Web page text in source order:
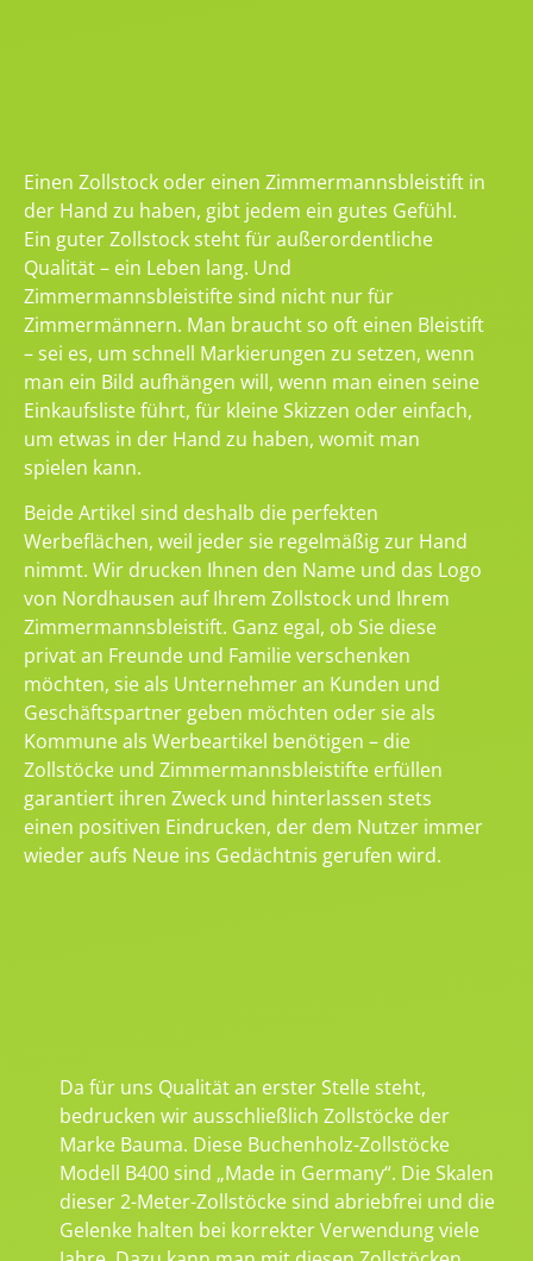
Einen Zollstock oder einen Zimmermannsbleistift in
der Hand zu haben, gibt jedem ein gutes Gefühl.
Ein guter Zollstock steht für außerordentliche
Qualität – ein Leben lang. Und
Zimmermannsbleistifte sind nicht nur für
Zimmermännern. Man braucht so oft einen Bleistift
– sei es, um schnell Markierungen zu setzen, wenn
man ein Bild aufhängen will, wenn man einen seine
Einkaufsliste führt, für kleine Skizzen oder einfach,
um etwas in der Hand zu haben, womit man
spielen kann.
Beide Artikel sind deshalb die perfekten
Werbeflächen, weil jeder sie regelmäßig zur Hand
nimmt. Wir drucken Ihnen den Name und das Logo
von Nordhausen auf Ihrem Zollstock und Ihrem
Zimmermannsbleistift. Ganz egal, ob Sie diese
privat an Freunde und Familie verschenken
möchten, sie als Unternehmer an Kunden und
Geschäftspartner geben möchten oder sie als
Kommune als Werbeartikel benötigen – die
Zollstöcke und Zimmermannsbleistifte erfüllen
garantiert ihren Zweck und hinterlassen stets
einen positiven Eindrucken, der dem Nutzer immer
wieder aufs Neue ins Gedächtnis gerufen wird.
Da für uns Qualität an erster Stelle steht,
bedrucken wir ausschließlich Zollstöcke der
Marke Bauma. Diese Buchenholz-Zollstöcke
Modell B400 sind „Made in Germany“. Die Skalen
dieser 2-Meter-Zollstöcke sind abriebfrei und die
Gelenke halten bei korrekter Verwendung viele